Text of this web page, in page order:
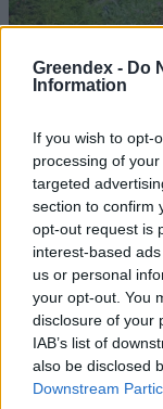
Greendex - Do
Information
If you wish to opt-
processing of
targeted
section to confirm
opt-out request is
interest-based
us or personal
your opt-out. You
disclosure of your
IAB’s list of
also be disclosed
Downstream
Magyarország tele
is. A jó idő
ÉLŐ